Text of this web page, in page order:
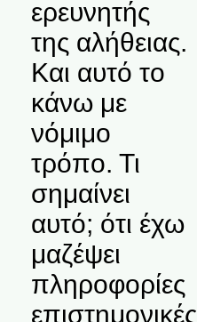
ερευνητής
της αλήθειας.
Και αυτό το
κάνω με
νόμιμο
τρόπο. Τι
σημαίνει
αυτό; ότι έχω
μαζέψει
πληροφορίες
επιστημονικές